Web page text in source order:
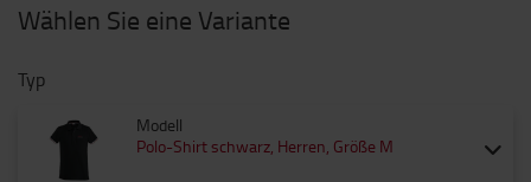
Wählen Sie eine Variante
Typ
Modell
Polo-Shirt schwarz, Herren, Größe M